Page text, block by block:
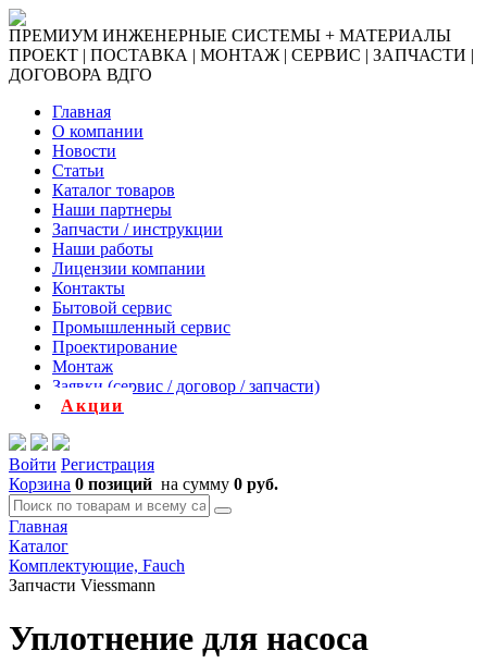
ПРЕМИУМ ИНЖЕНЕРНЫЕ СИСТЕМЫ + МАТЕРИАЛЫ
ПРОЕКТ | ПОСТАВКА | МОНТАЖ | СЕРВИС | ЗАПЧАСТИ |
ДОГОВОРА ВДГО
Главная
О компании
Новости
Статьи
Каталог товаров
Наши партнеры
Запчасти / инструкции
Наши работы
Лицензии компании
Контакты
Бытовой сервис
Промышленный сервис
Проектирование
Монтаж
Заявки (сервис / договор / запчасти)
Акции
Войти Регистрация
Корзина 0 позиций на сумму 0 руб.
Главная
Каталог
Комплектующие, Fauch
Запчасти Viessmann
Уплотнение для насоса